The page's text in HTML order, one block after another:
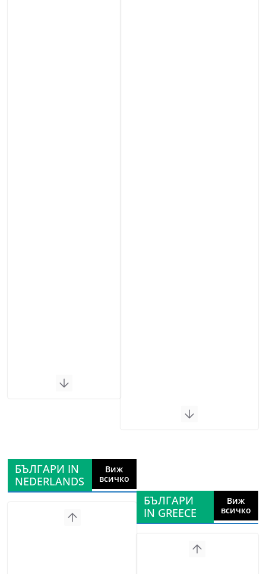
БЪЛГАРИ IN
NEDERLANDS
Виж
всичко
БЪЛГАРИ
IN GREECE
Виж
всичко